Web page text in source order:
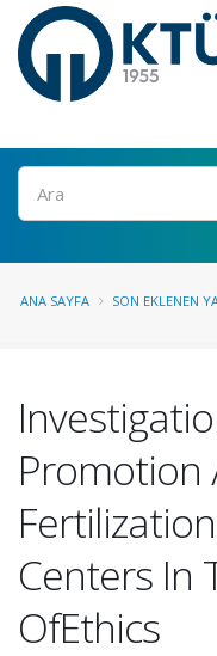
Ara
ANA SAYFA SON EKLENEN
Promotion
Centers In
OfEthics